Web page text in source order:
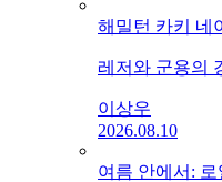
해밀턴 카키 네
레저와 군용의
이상우
2026.08.10
여름 안에서: